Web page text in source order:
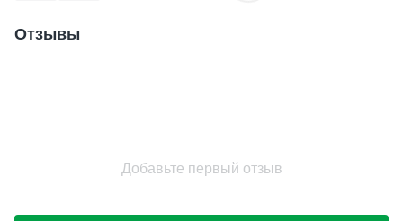
Отзывы
Добавьте первый отзыв